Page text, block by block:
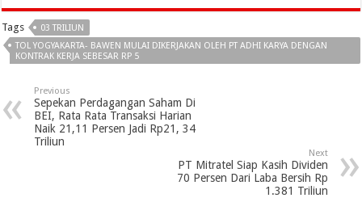
Tags
03 TRILIUN
TOL YOGYAKARTA- BAWEN MULAI DIKERJAKAN OLEH PT ADHI KARYA DENGAN
KONTRAK KERJA SEBESAR RP 5
Previous
Sepekan Perdagangan Saham Di
BEI, Rata Rata Transaksi Harian
Naik 21,11 Persen Jadi Rp21, 34
Triliun
Next
PT Mitratel Siap Kasih Dividen
70 Persen Dari Laba Bersih Rp
1.381 Triliun